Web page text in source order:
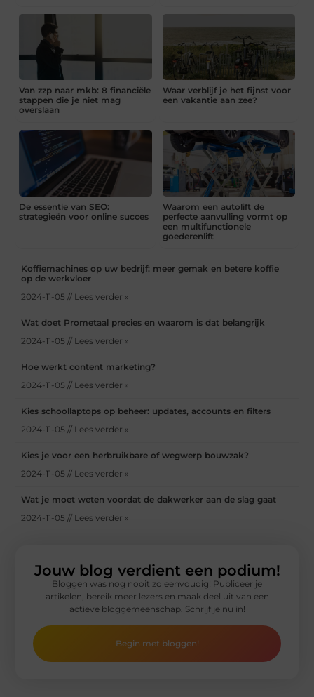
Van zzp naar mkb: 8 financiële
stappen die je niet mag
overslaan
Waar verblijf je het fijnst voor
een vakantie aan zee?
De essentie van SEO:
strategieën voor online succes
Waarom een autolift de
perfecte aanvulling vormt op
een multifunctionele
goederenlift
Koffiemachines op uw bedrijf: meer gemak en betere koffie
op de werkvloer
2024-11-05 // Lees verder »
Wat doet Prometaal precies en waarom is dat belangrijk
2024-11-05 // Lees verder »
Hoe werkt content marketing?
2024-11-05 // Lees verder »
Kies schoollaptops op beheer: updates, accounts en filters
2024-11-05 // Lees verder »
Kies je voor een herbruikbare of wegwerp bouwzak?
2024-11-05 // Lees verder »
Wat je moet weten voordat de dakwerker aan de slag gaat
2024-11-05 // Lees verder »
Jouw blog verdient een podium!
Bloggen was nog nooit zo eenvoudig! Publiceer je
artikelen, bereik meer lezers en maak deel uit van een
actieve bloggemeenschap. Schrijf je nu in!
Begin met bloggen!